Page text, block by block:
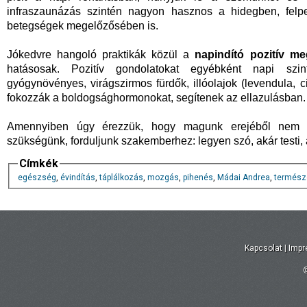
infraszaunázás szintén nagyon hasznos a hidegben,
betegségek megelőzősében is.
Jókedvre hangoló praktikák közül a napindító pozitív
hatásosak. Pozitív gondolatokat egyébként napi
gyógynövényes, virágszirmos fürdők, illóolajok (levendula,
fokozzák a boldogsághormonokat, segítenek az ellazulásban.
Amennyiben úgy érezzük, hogy magunk erejéből
szükségünk, forduljunk szakemberhez: legyen szó, akár
Címkék
egészség, évindítás,táplálkozás, mozgás, pihenés, Mádai Andrea,
Kapcsolat |